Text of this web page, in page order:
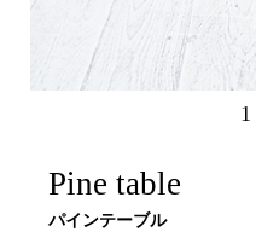
1
Pine table
パインテーブル